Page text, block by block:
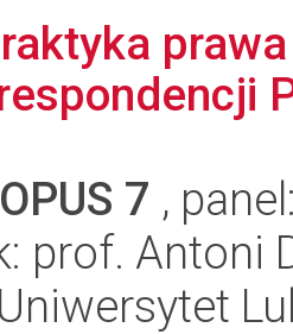
OPUS 7 ,
prof. Antoni